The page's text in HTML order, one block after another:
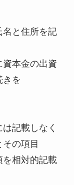
名と住所を記
資本金の出資
きを
記載しなく
の項目
相対的記載